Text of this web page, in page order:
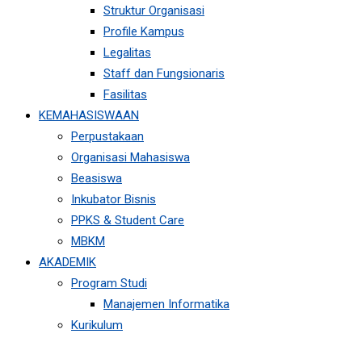
Struktur Organisasi
Profile Kampus
Legalitas
Staff dan Fungsionaris
Fasilitas
KEMAHASISWAAN
Perpustakaan
Organisasi Mahasiswa
Beasiswa
Inkubator Bisnis
PPKS & Student Care
MBKM
AKADEMIK
Program Studi
Manajemen Informatika
Kurikulum